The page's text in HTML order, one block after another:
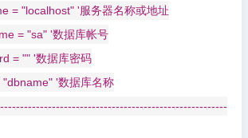
= "localhost" '服务器名称或地址
= "sa" '数据库帐号
= "" '数据库密码
'数据库名称